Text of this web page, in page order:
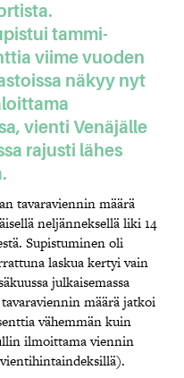
tammi-
viime vuoden
näkyy nyt
vienti Venäjälle
rajusti lähes
tavaraviennin määrä
neljänneksellä liki 14
Supistuminen oli
laskua kertyi vain
julkaisemassa
määrä jatkoi
vähemmän kuin
ilmoittama viennin